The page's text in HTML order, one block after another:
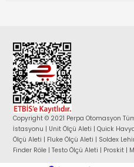
Copyright © 2021 Perpa Otomasyon
İstasyonu | Unit Ölçü Aleti | Quick
Ölçü Aleti | Fluke Ölçü Aleti | Soldex
Finder Röle | Testo Ölçü Aleti | Proskit |